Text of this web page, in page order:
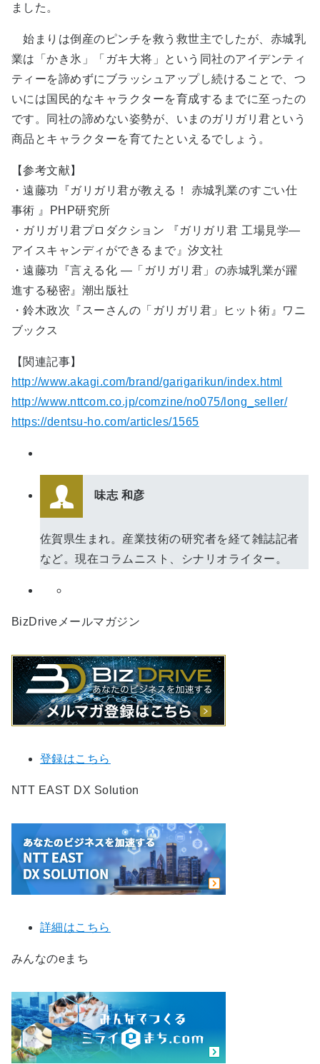
ました。
始まりは倒産のピンチを救う救世主でしたが、赤城乳
業は「かき氷」「ガキ大将」という同社のアイデンティ
ティーを諦めずにブラッシュアップし続けることで、つ
いには国民的なキャラクターを育成するまでに至ったの
です。同社の諦めない姿勢が、いまのガリガリ君という
商品とキャラクターを育てたといえるでしょう。
【参考文献】
・遠藤功『ガリガリ君が教える！ 赤城乳業のすごい仕
事術 』PHP研究所
・ガリガリ君プロダクション 『ガリガリ君 工場見学―
アイスキャンディができるまで』汐文社
・遠藤功『言える化 ―「ガリガリ君」の赤城乳業が躍
進する秘密』潮出版社
・鈴木政次『スーさんの「ガリガリ君」ヒット術』ワニ
ブックス
【関連記事】
http://www.akagi.com/brand/garigarikun/index.html
http://www.nttcom.co.jp/comzine/no075/long_seller/
https://dentsu-ho.com/articles/1565
味志 和彦
佐賀県生まれ。産業技術の研究者を経て雑誌記者
など。現在コラムニスト、シナリオライター。
BizDriveメールマガジン
登録はこちら
NTT EAST DX Solution
詳細はこちら
みんなのeまち